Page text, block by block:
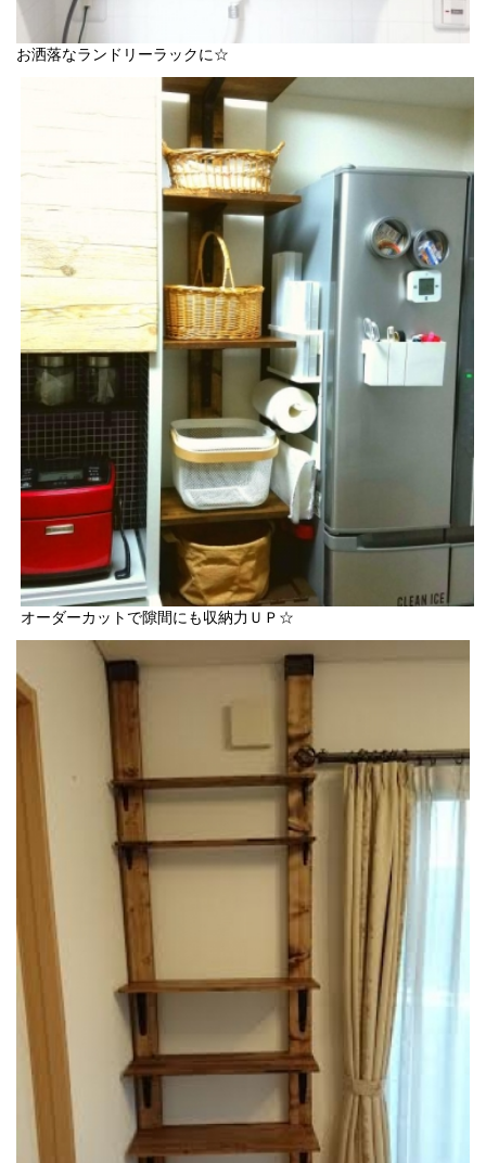
お洒落なランドリーラックに☆
オーダーカットで隙間にも収納力ＵＰ☆